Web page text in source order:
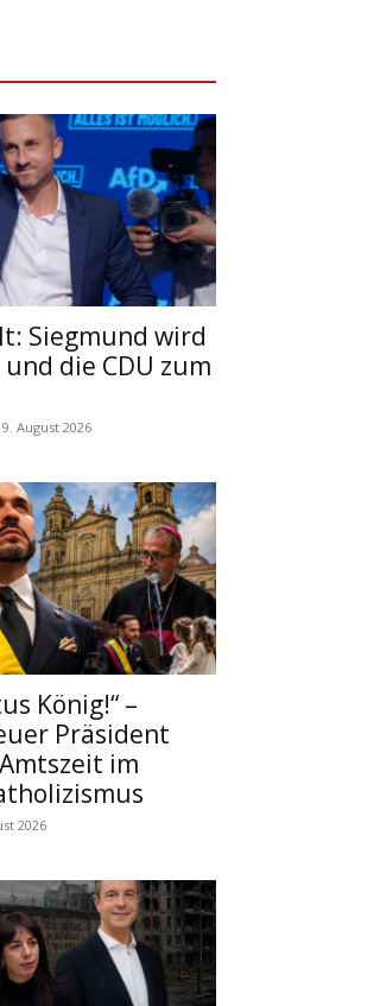
Siegmund wird
die CDU zum
9. August 2026
König!“ –
Präsident
im
2026